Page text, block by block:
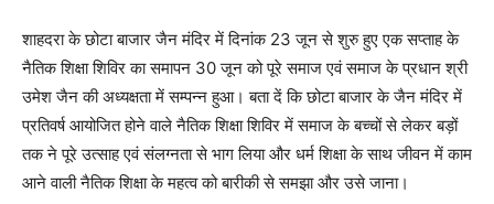
शाहदरा के छोटा बाजार जैन मंदिर में दिनांक 23 जून से शुरु हुए एक सप्ताह के
नैतिक शिक्षा शिविर का समापन 30 जून को पूरे समाज एवं समाज के प्रधान श्री
उमेश जैन की अध्यक्षता में सम्पन्न हुआ। बता दें कि छोटा बाजार के जैन मंदिर में
प्रतिवर्ष आयोजित होने वाले नैतिक शिक्षा शिविर में समाज के बच्चों से लेकर बड़ों
तक ने पूरे उत्साह एवं संलग्नता से भाग लिया और धर्म शिक्षा के साथ जीवन में काम
आने वाली नैतिक शिक्षा के महत्व को बारीकी से समझा और उसे जाना।